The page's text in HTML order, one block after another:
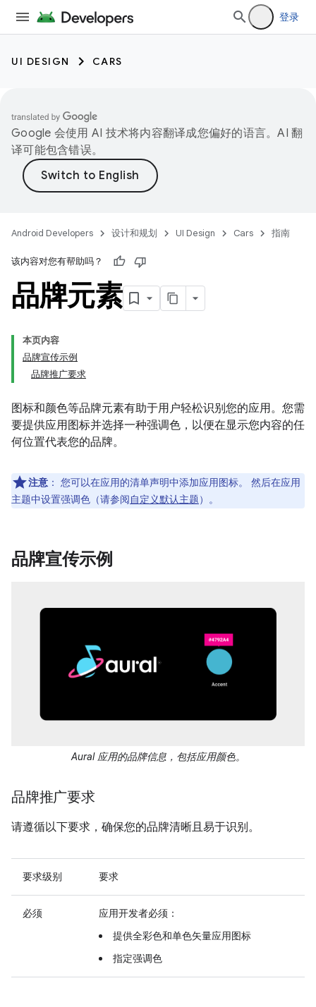
登录
UI DESIGN CARS
Google 会使用 AI 技术将内容翻译成您偏好的语言。AI 翻
译可能包含错误。
Android Developers 设计和规划 UI Design Cars 指南
该内容对您有帮助吗？
品牌元素
本页内容
品牌宣传示例
品牌推广要求
图标和颜色等品牌元素有助于用户轻松识别您的应用。您需
要提供应用图标并选择一种强调色，以便在显示您内容的任
何位置代表您的品牌。
注意 ： 您可以在应用的清单声明中添加应用图标。 然后在应用
主题中设置强调色（请参阅自定义默认主题）。
品牌宣传示例
Aural 应用的品牌信息，包括应用颜色。
品牌推广要求
请遵循以下要求，确保您的品牌清晰且易于识别。
要求级别 要求
必须
应用开发者必须：
提供全彩色和单色矢量应用图标
指定强调色